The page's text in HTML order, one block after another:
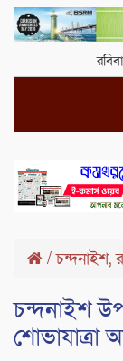
/চন্দনাইশ,
চন্দনাইশ
শোভাযাত্রা